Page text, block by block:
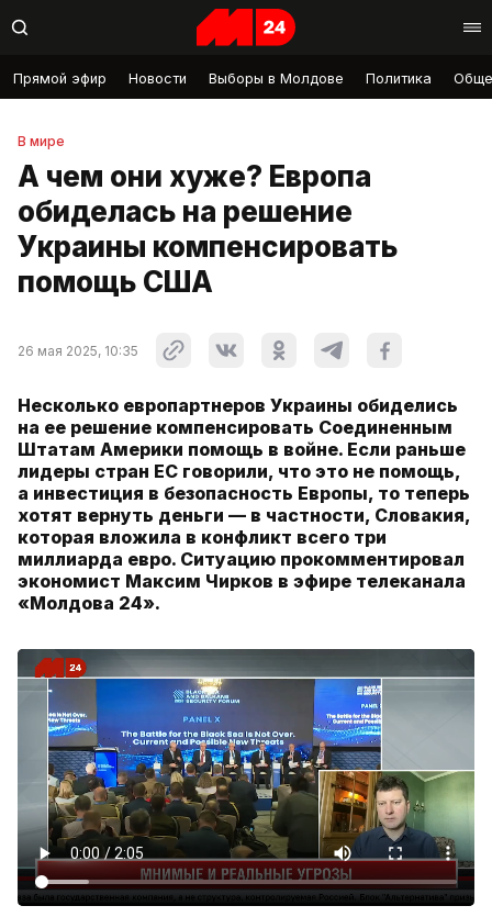
Прямой эфир Новости Выборы в Молдове Политика
В мире
А чем они хуже? Европа
обиделась на решение
Украины компенсировать
помощь США
26 мая 2025, 10:35
Несколько европартнеров Украины обиделись
на ее решение компенсировать Соединенным
Штатам Америки помощь в войне. Если раньше
лидеры стран ЕС говорили, что это не помощь,
а инвестиция в безопасность Европы, то теперь
хотят вернуть деньги — в частности, Словакия,
которая вложила в конфликт всего три
миллиарда евро. Ситуацию прокомментировал
экономист Максим Чирков в эфире телеканала
«Молдова 24».